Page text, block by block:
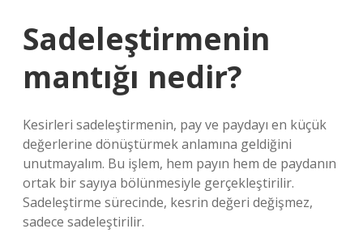
Sadeleştirmenin
mantığı nedir?
Kesirleri sadeleştirmenin, pay ve paydayı en küçük
değerlerine dönüştürmek anlamına geldiğini
unutmayalım. Bu işlem, hem payın hem de paydanın
ortak bir sayıya bölünmesiyle gerçekleştirilir.
Sadeleştirme sürecinde, kesrin değeri değişmez,
sadece sadeleştirilir.